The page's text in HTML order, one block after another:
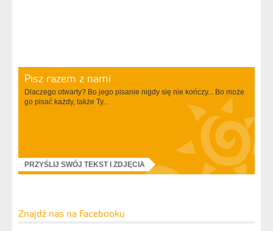
Pisz razem z nami
Dlaczego otwarty? Bo jego pisanie nigdy się nie kończy... Bo może
go pisać każdy, także Ty...
PRZYŚLIJ SWÓJ TEKST I ZDJĘCIA
Znajdź nas na Facebooku